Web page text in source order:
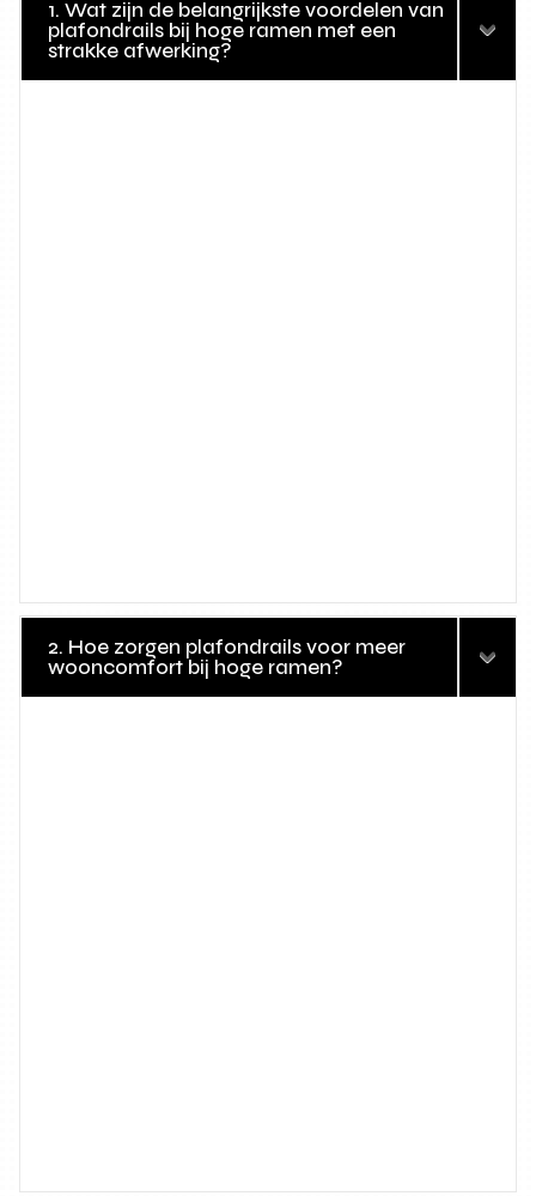
1. Wat zijn de belangrijkste voordelen van
plafondrails bij hoge ramen met een
strakke afwerking?
2. Hoe zorgen plafondrails voor meer
wooncomfort bij hoge ramen?